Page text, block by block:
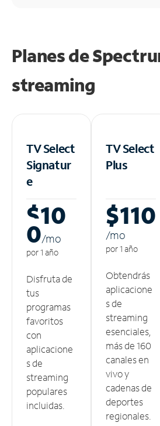
Planes de
streaming
TV Select
Signatur
e
$10
0/mo
por 1 año
Disfruta de
tus
programas
favoritos
con
aplicacione
s de
streaming
populares
incluidas.
TV Select
Plus
$110
/mo
por 1 año
Obtendrás
aplicacione
s de
streaming
esenciales,
más de 160
canales en
vivo y
cadenas de
deportes
regionales.